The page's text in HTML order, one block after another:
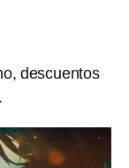
descuentos